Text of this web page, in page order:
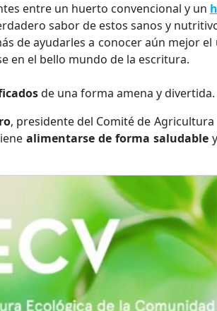
entre un huerto convencional y un
sabor de estos sanos y
de ayudarles a conocer aún mejor
en el bello mundo de la escritura.
de una forma amena y divertida.
, presidente del Comité de Agricultura
alimentarse de forma saludable